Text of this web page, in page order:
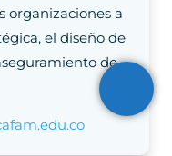
organizaciones a
el diseño de
de